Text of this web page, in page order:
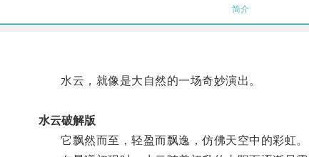
简介
水云，就像是大自然的一场奇妙演出。
水云破解版
它飘然而至，轻盈而飘逸，仿佛天空中的彩虹。